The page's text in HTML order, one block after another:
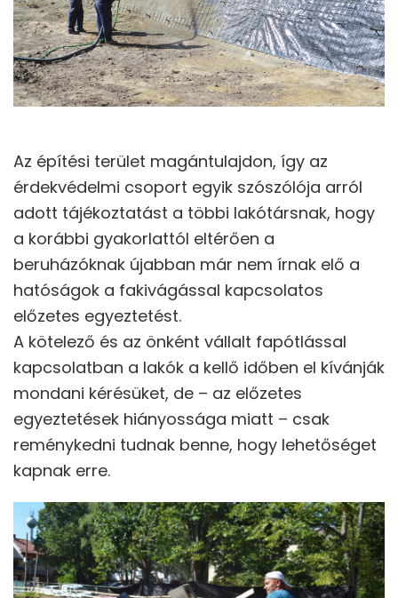
Az építési terület magántulajdon, így az
érdekvédelmi csoport egyik szószólója arról
adott tájékoztatást a többi lakótársnak, hogy
a korábbi gyakorlattól eltérően a
beruházóknak újabban már nem írnak elő a
hatóságok a fakivágással kapcsolatos
előzetes egyeztetést.
A kötelező és az önként vállalt fapótlással
kapcsolatban a lakók a kellő időben el kívánják
mondani kérésüket, de – az előzetes
egyeztetések hiányossága miatt – csak
reménykedni tudnak benne, hogy lehetőséget
kapnak erre.